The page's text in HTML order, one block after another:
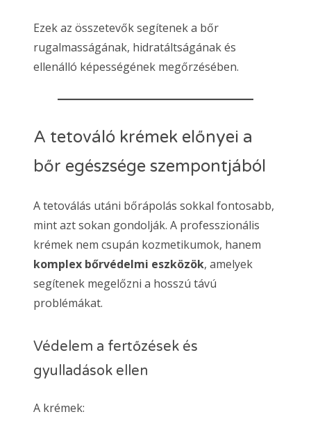
Ezek az összetevők segítenek a bőr
rugalmasságának, hidratáltságának és
ellenálló képességének megőrzésében.
A tetováló krémek előnyei a
bőr egészsége szempontjából
A tetoválás utáni bőrápolás sokkal fontosabb,
mint azt sokan gondolják. A professzionális
krémek nem csupán kozmetikumok, hanem
komplex bőrvédelmi eszközök, amelyek
segítenek megelőzni a hosszú távú
problémákat.
Védelem a fertőzések és
gyulladások ellen
A krémek: